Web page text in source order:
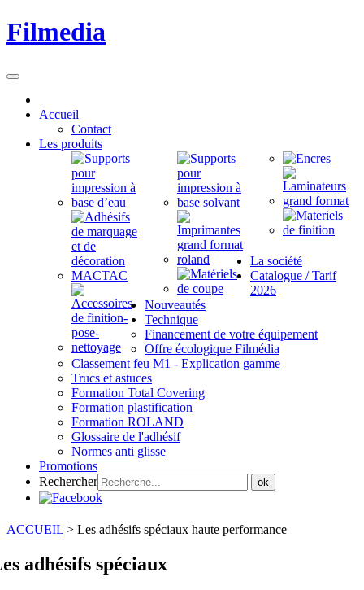
Filmedia
Accueil
Contact
Les produits
La société
Catalogue / Tarif
2026
Nouveautés
Technique
Financement de votre équipement
Offre écologique Filmédia
Classement feu M1 - Explication gamme
Trucs et astuces
Formation Total Covering
Formation plastification
Formation ROLAND
Glossaire de l'adhésif
Normes anti glisse
Promotions
Rechercher
ok
ACCUEIL > Les adhésifs spéciaux haute performance
adhésifs spéciaux